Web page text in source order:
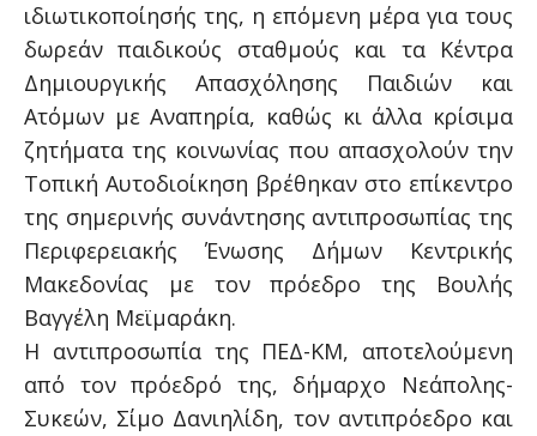
ιδιωτικοποίησής της, η επόμενη μέρα για τους
δωρεάν παιδικούς σταθμούς και τα Κέντρα
Δημιουργικής Απασχόλησης Παιδιών και
Ατόμων με Αναπηρία, καθώς κι άλλα κρίσιμα
ζητήματα της κοινωνίας που απασχολούν την
Τοπική Αυτοδιοίκηση βρέθηκαν στο επίκεντρο
της σημερινής συνάντησης αντιπροσωπίας της
Περιφερειακής Ένωσης Δήμων Κεντρικής
Μακεδονίας με τον πρόεδρο της Βουλής
Βαγγέλη Μεϊμαράκη.
Η αντιπροσωπία της ΠΕΔ-ΚΜ, αποτελούμενη
από τον πρόεδρό της, δήμαρχο Νεάπολης-
Συκεών, Σίμο Δανιηλίδη, τον αντιπρόεδρο και